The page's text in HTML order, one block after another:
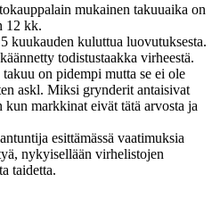
mukainen takuuaika on
12 kk.
kuukauden kuluttua luovutuksesta.
todistustaakka virheestä.
on pidempi mutta se ei ole
askl. Miksi grynderit antaisivat
markkinat eivät tätä arvosta ja
esittämässä vaatimuksia
nykyisellään virhelistojen
taidetta.